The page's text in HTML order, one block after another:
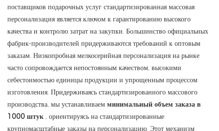
поставщиков подарочных услуг стандартизированная массовая
персонализация является ключом к гарантированию высокого
качества и контролю затрат на закупки. Большинство официальных
фабрик-производителей придерживаются требований к оптовым
заказам. Низкопробная мелкосерийная персонализация на рынке
часто сопровождается непостоянным качеством, высокими
себестоимостью единицы продукции и упрощенным процессом
изготовления. Придерживаясь стандартизированного массового
производства, мы устанавливаем минимальный объем заказа в
1000 штук , ориентируясь на стандартизированные
крупномасштабные заказы на персонализацию. Этот механизм